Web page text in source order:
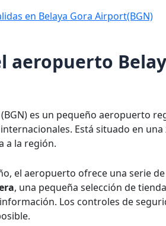
en Belaya Gora Airport(BGN)
aeropuerto
es un pequeño aeropuerto
Está situado en
a la región.
el aeropuerto ofrece una serie
, una pequeña selección de
Los controles de